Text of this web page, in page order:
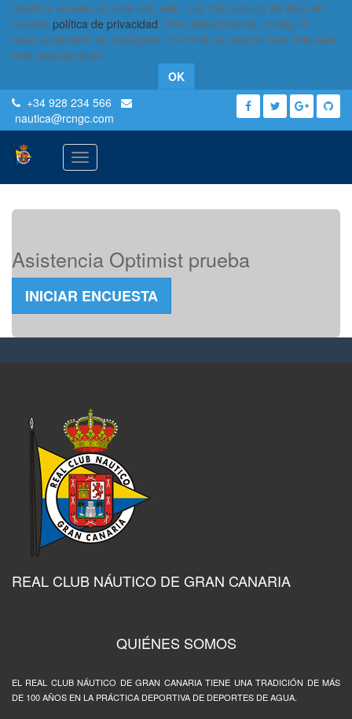
Usamos cookies en este sitio web. Lea más acerca de ellas en
nuestra política de privacidad. Para desactivarlas, configure
adecuadamente su navegador. Si continúa usando este sitio web,
está aceptándolas.
OK
+34 928 234 566
nautica@rcngc.com
Activar
navegación
Asistencia Optimist prueba
INICIAR ENCUESTA
REAL CLUB NÁUTICO DE GRAN CANARIA
QUIÉNES SOMOS
EL REAL CLUB NÁUTICO DE GRAN CANARIA TIENE UNA TRADICIÓN DE MÁS
DE 100 AÑOS EN LA PRÁCTICA DEPORTIVA DE DEPORTES DE AGUA.